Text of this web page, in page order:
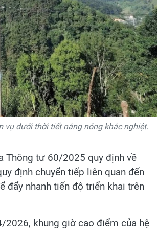
vụ dưới thời tiết nắng nóng khắc nghiệt.
Thông tư 60/2025 quy định về
định chuyển tiếp liên quan đến
nhanh tiến độ triển khai trên
2026, khung giờ cao điểm của hệ